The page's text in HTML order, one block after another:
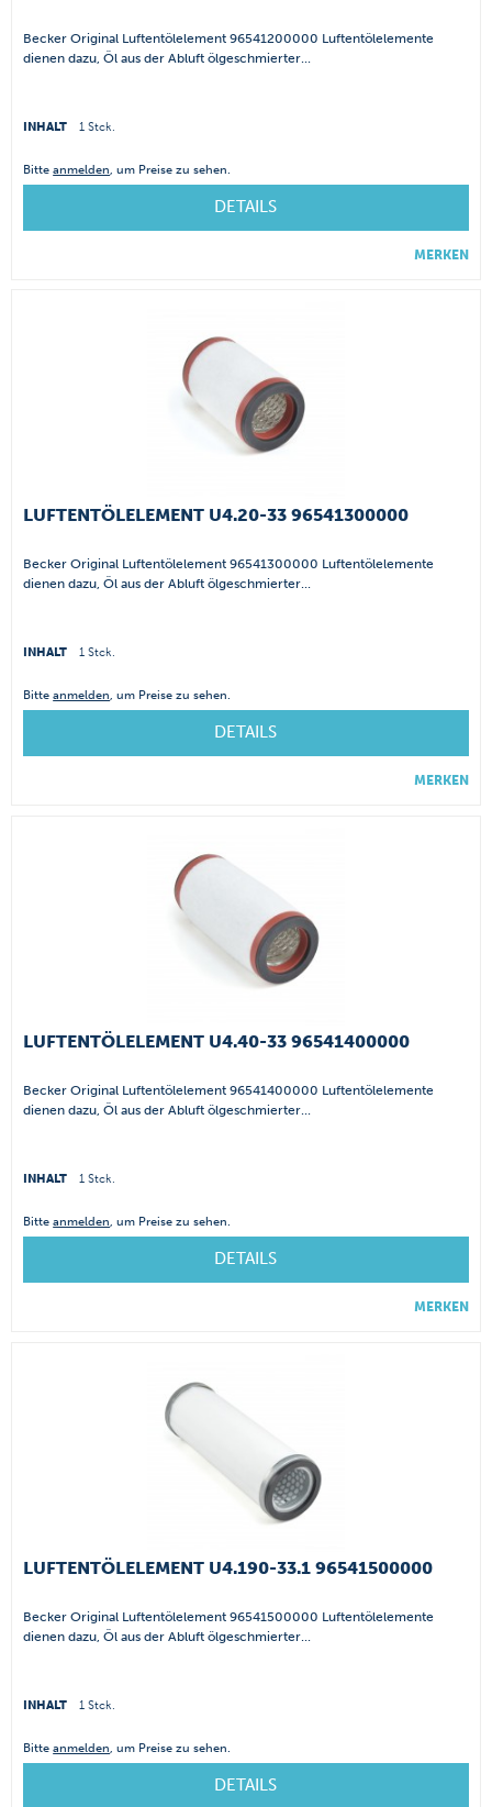
Becker Original Luftentölelement 96541200000 Luftentölelemente
dienen dazu, Öl aus der Abluft ölgeschmierter...
INHALT 1 Stck.
Bitteanmelden, um Preise zu sehen.
DETAILS
MERKEN
LUFTENTÖLELEMENT U4.20-33 96541300000
Becker Original Luftentölelement 96541300000 Luftentölelemente
dienen dazu, Öl aus der Abluft ölgeschmierter...
INHALT 1 Stck.
Bitteanmelden, um Preise zu sehen.
DETAILS
MERKEN
LUFTENTÖLELEMENT U4.40-33 96541400000
Becker Original Luftentölelement 96541400000 Luftentölelemente
dienen dazu, Öl aus der Abluft ölgeschmierter...
INHALT 1 Stck.
Bitteanmelden, um Preise zu sehen.
DETAILS
MERKEN
LUFTENTÖLELEMENT U4.190-33.1 96541500000
Becker Original Luftentölelement 96541500000 Luftentölelemente
dienen dazu, Öl aus der Abluft ölgeschmierter...
INHALT 1 Stck.
Bitteanmelden, um Preise zu sehen.
DETAILS